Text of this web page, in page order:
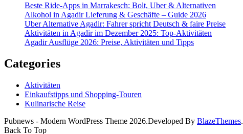
Beste Ride-Apps in Marrakesch: Bolt, Uber & Alternativen
Alkohol in Agadir Lieferung & Geschäfte – Guide 2026
Uber Alternative Agadir: Fahrer spricht Deutsch & faire Preise
Aktivitäten in Agadir im Dezember 2025: Top‑Aktivitäten
Agadir Ausflüge 2026: Preise, Aktivitäten und Tipps
Categories
Aktivitäten
Einkaufstipps und Shopping-Touren
Kulinarische Reise
Pubnews - Modern WordPress Theme 2026.Developed By BlazeThemes.
Back To Top